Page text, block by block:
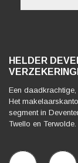
HELDER
Een
Het
segment in
Twello en Terwolde.